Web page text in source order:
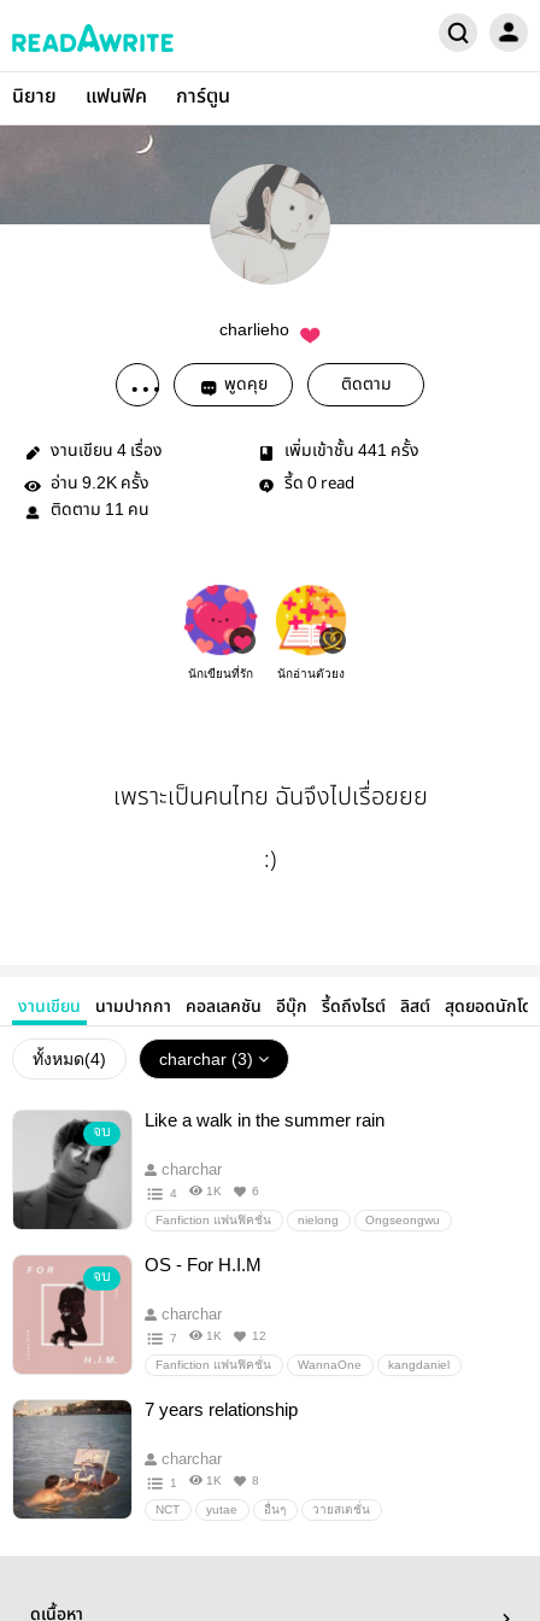
นิยาย แฟนฟิค การ์ตูน
charlieho
พูดคุย ติดตาม
งานเขียน 4 เรื่อง เพิ่มเข้าชั้น 441 ครั้ง
อ่าน 9.2K ครั้ง รี้ด 0 read
ติดตาม 11 คน
นักเขียนที่รัก นักอ่านตัวยง
เพราะเป็นคนไทย ฉันจึงไปเรื่อยยย
:)
งานเขียน นามปากกา คอลเลคชัน อีบุ๊ก รี้ดถึงไรต์ ลิสต์ สุดยอดนักโด
ทั้งหมด(4) charchar (3)
จบ
Like a walk in the summer rain
charchar
4 1K 6
Fanfiction แฟนฟิคชั่น nielong Ongseongwu
วายสเตชั่น
จบ
OS - For H.I.M
charchar
7 1K 12
Fanfiction แฟนฟิคชั่น WannaOne kangdaniel
วายสเตชั่น
7 years relationship
charchar
1 1K 8
NCT yutae อื่นๆ วายสเตชั่น
ดูเนื้อหา